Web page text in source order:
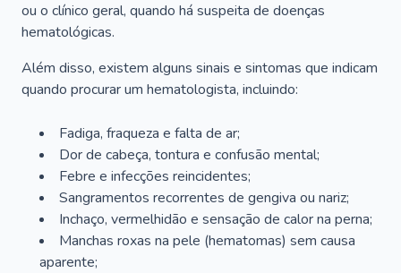
ou o clínico geral, quando há suspeita de doenças
hematológicas.
Além disso, existem alguns sinais e sintomas que indicam
quando procurar um hematologista, incluindo:
Fadiga, fraqueza e falta de ar;
Dor de cabeça, tontura e confusão mental;
Febre e infecções reincidentes;
Sangramentos recorrentes de gengiva ou nariz;
Inchaço, vermelhidão e sensação de calor na perna;
Manchas roxas na pele (hematomas) sem causa
aparente;